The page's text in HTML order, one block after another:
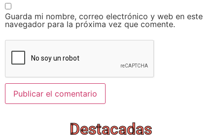
Guarda mi nombre, correo electrónico y web en este
navegador para la próxima vez que comente.
Destacadas